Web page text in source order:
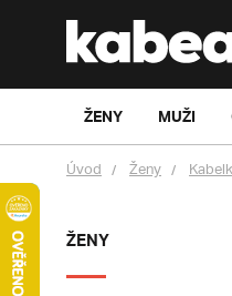
ŽENY MUŽI
Úvod Ženy
ŽENY